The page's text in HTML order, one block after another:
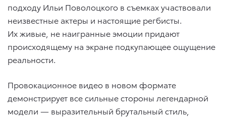
подходу Ильи Поволоцкого в съемках участвовали
неизвестные актеры и настоящие регбисты.
Их живые, не наигранные эмоции придают
происходящему на экране подкупающее ощущение
реальности.
Провокационное видео в новом формате
демонстрирует все сильные стороны легендарной
модели — выразительный брутальный стиль,